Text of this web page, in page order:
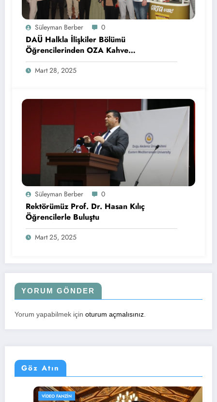
Süleyman Berber 0
DAÜ Halkla İlişkiler Bölümü
Öğrencilerinden OZA Kahve
Sponsorluğunda Lezzetli Bir Etkinlik
Mart 28, 2025
Süleyman Berber 0
Rektörümüz Prof. Dr. Hasan Kılıç
Öğrencilerle Buluştu
Mart 25, 2025
YORUM GÖNDER
Yorum yapabilmek için oturum açmalısınız
Göz Atın
VIDEO FANZIN